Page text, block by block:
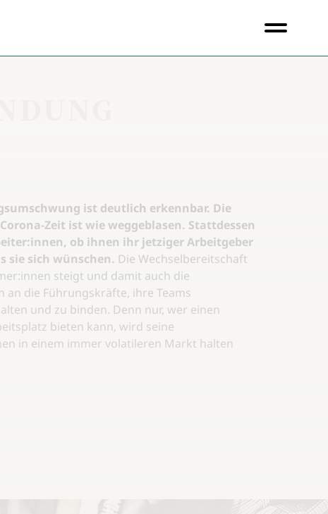
ist deutlich erkennbar. Die
Zeit ist wie weggeblasen. Stattdessen
ob ihnen ihr jetziger Arbeitgeber
sie sich wünschen. Die Wechselbereitschaft
steigt und damit auch die
an die Führungskräfte, ihre Teams
und zu binden. Denn nur, wer einen
bieten kann, wird seine
in einem immer volatileren Markt halten